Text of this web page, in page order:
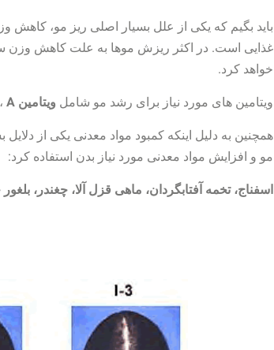
باید بگیم که یکی از علل بسیار اصلی ریز مو، کاهش
غذایی است. در اکثر ریزش موها به علت کاهش وزن
خواهد کرد.
ویتامین های مورد نیاز برای رشد مو شامل ویتامین A ،
همچنین به دلیل اینکه کمبود مواد معدنی یکی از
مو و افزایش مواد معدنی مورد نیاز بدن استفاده کرد:
اسفناج، تخمه آفتابگردان، ماهی قزل آلا، چغندر،